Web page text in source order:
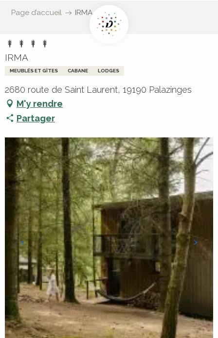
Page d’accueil IRMA
IRMA
MEUBLÉS ET GÎTES CABANE LODGES
2680 route de Saint Laurent, 19190 Palazinges
M'y rendre
Partager